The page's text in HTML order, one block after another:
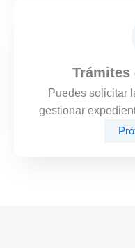
Trámites
Puedes solicitar
gestionar